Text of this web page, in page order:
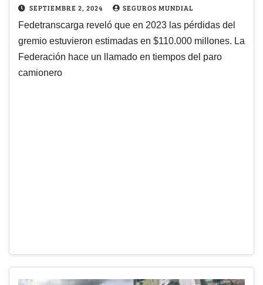
SEPTIEMBRE 2, 2024 SEGUROS MUNDIAL
Fedetranscarga reveló que en 2023 las pérdidas del
gremio estuvieron estimadas en $110.000 millones. La
Federación hace un llamado en tiempos del paro
camionero